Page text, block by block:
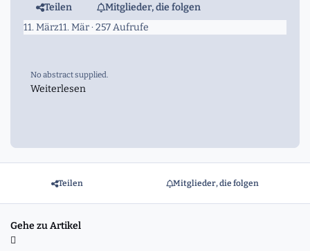
Teilen
Mitglieder, die folgen
11. März11. Mär· 257 Aufrufe
No abstract supplied.
Weiterlesen
Teilen Mitglieder, die folgen
Gehe zu Artikel